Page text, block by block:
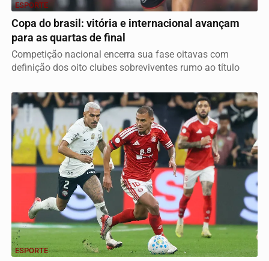
ESPORTE
Copa do brasil: vitória e internacional avançam
para as quartas de final
Competição nacional encerra sua fase oitavas com
definição dos oito clubes sobreviventes rumo ao título
ESPORTE